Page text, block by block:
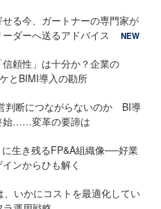
る今、ガートナーの専門家が
ダーへ送るアドバイス
NEW
頼性」は十分か？企業の
とBIMI導入の勘所
判断につながらないのか BI導
始……変革の要諦は
に生き残るFP&A組織像──好業
ンからひも解く
いかにコストを最適化してい